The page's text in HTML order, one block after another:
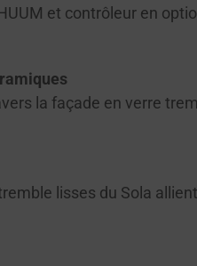
et contrôleur en
la façade en verre
lisses du Sola